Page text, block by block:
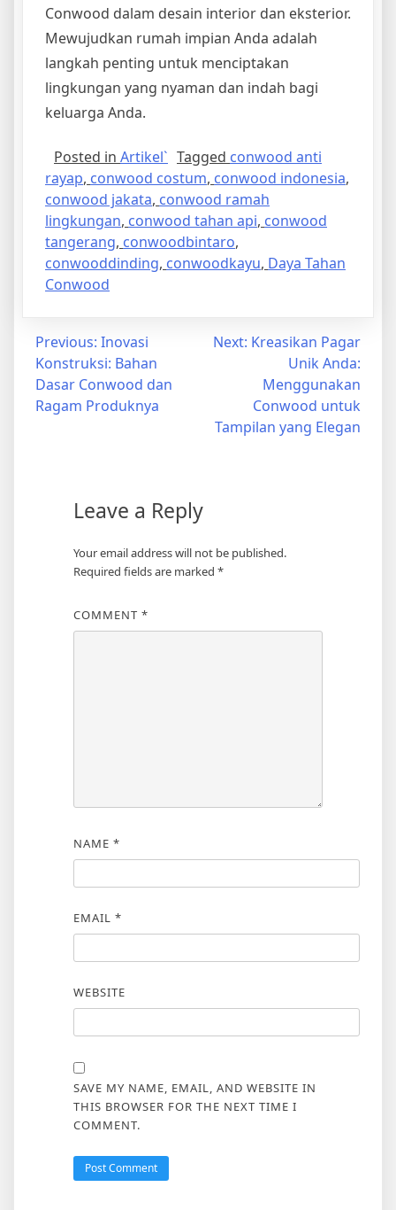
Conwood dalam desain interior dan eksterior.
Mewujudkan rumah impian Anda adalah
langkah penting untuk menciptakan
lingkungan yang nyaman dan indah bagi
keluarga Anda.
Posted in Artikel` Tagged conwood anti
rayap, conwood costum, conwood indonesia,
conwood jakata, conwood ramah
lingkungan, conwood tahan api, conwood
tangerang, conwoodbintaro,
conwooddinding, conwoodkayu, Daya Tahan
Conwood
Post
navigation
Previous: Inovasi
Konstruksi: Bahan
Dasar Conwood dan
Ragam Produknya
Next: Kreasikan Pagar
Unik Anda:
Menggunakan
Conwood untuk
Tampilan yang Elegan
Leave a Reply
Your email address will not be published.
Required fields are marked *
COMMENT *
NAME *
EMAIL *
WEBSITE
SAVE MY NAME, EMAIL, AND WEBSITE IN
THIS BROWSER FOR THE NEXT TIME I
COMMENT.